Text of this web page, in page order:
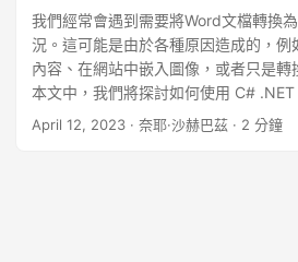
我們經常會遇到需要將Word文檔轉換
況。這可能是由於各種原因造成的，例
內容、在網站中嵌入圖像，或者只是轉
本文中，我們將探討如何使用 C#
文檔轉換為 JPG 圖像，並討論實現此
April 12, 2023 · 奈耶·沙赫巴茲 · 2 分鐘